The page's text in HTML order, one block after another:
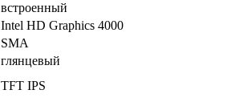
встроенный
Intel HD Graphics 4000
SMA
глянцевый
TFT IPS